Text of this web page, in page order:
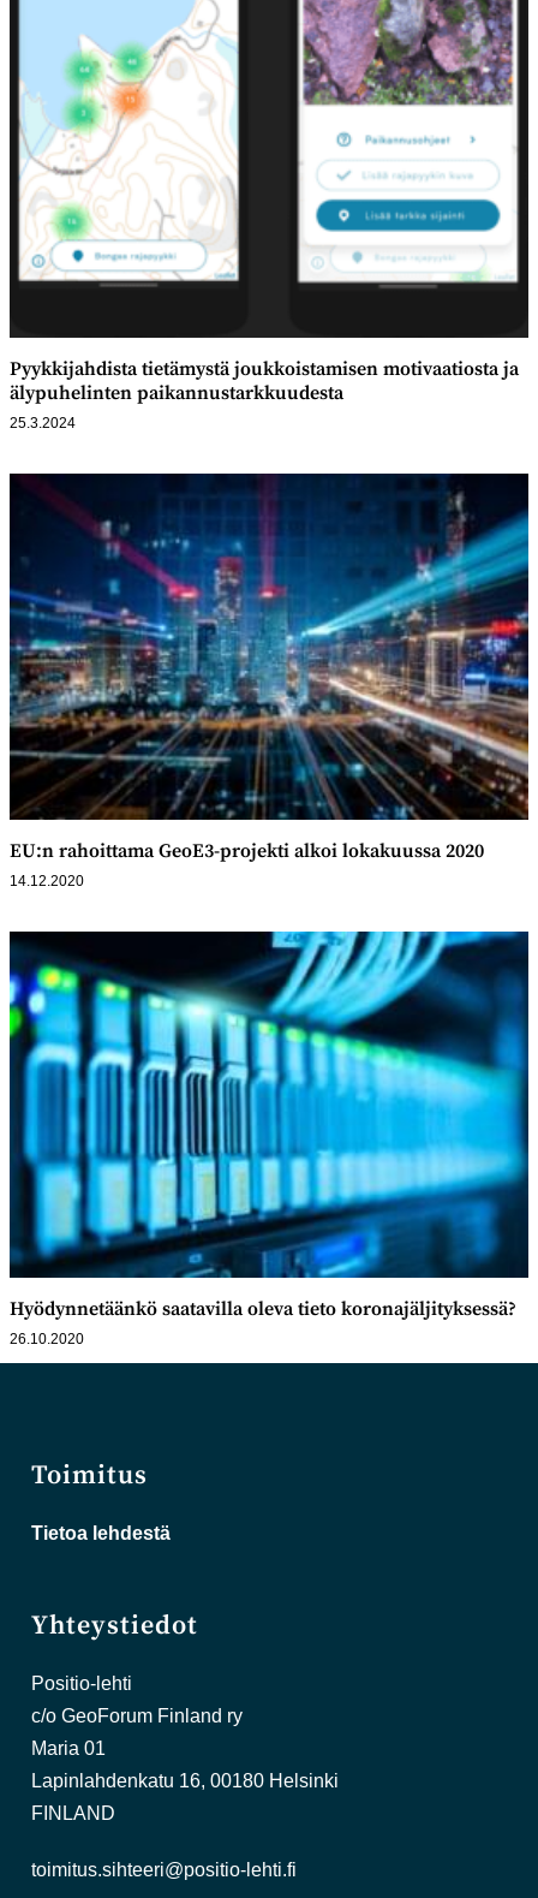
Pyykkijahdista tietämystä joukkoistamisen motivaatiosta ja
älypuhelinten paikannustarkkuudesta
25.3.2024
EU:n rahoittama GeoE3-projekti alkoi lokakuussa 2020
14.12.2020
Hyödynnetäänkö saatavilla oleva tieto koronajäljityksessä?
26.10.2020
Toimitus
Tietoa lehdestä
Yhteystiedot
Positio-lehti
c/o GeoForum Finland ry
Maria 01
Lapinlahdenkatu 16, 00180 Helsinki
FINLAND
toimitus.sihteeri@positio-lehti.fi